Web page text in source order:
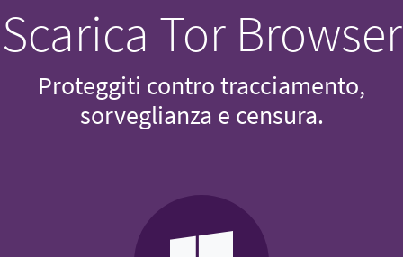
Scarica Tor Browser
Proteggiti contro tracciamento,
sorveglianza e censura.